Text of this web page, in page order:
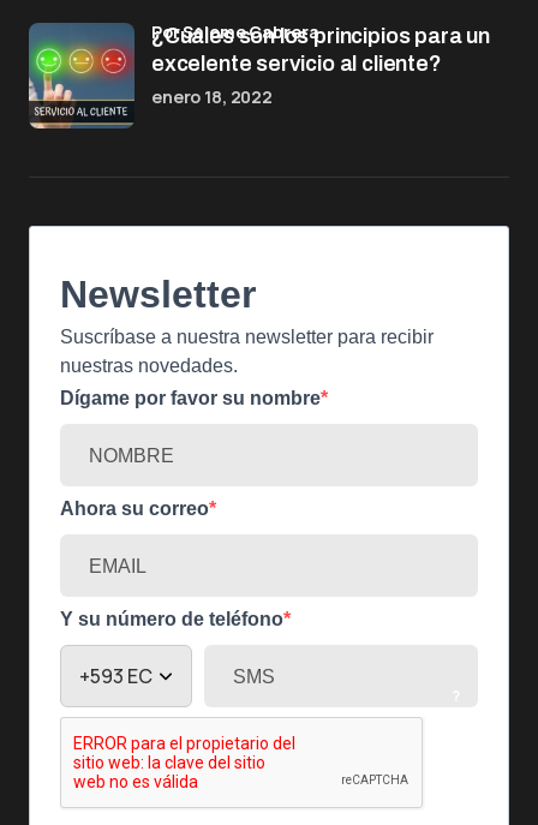
¿Cuáles son los principios para un
excelente servicio al cliente?
por Salome Cabrera
enero 18, 2022
Newsletter
Suscríbase a nuestra newsletter para recibir
nuestras novedades.
Dígame por favor su nombre
Ahora su correo
Y su número de teléfono